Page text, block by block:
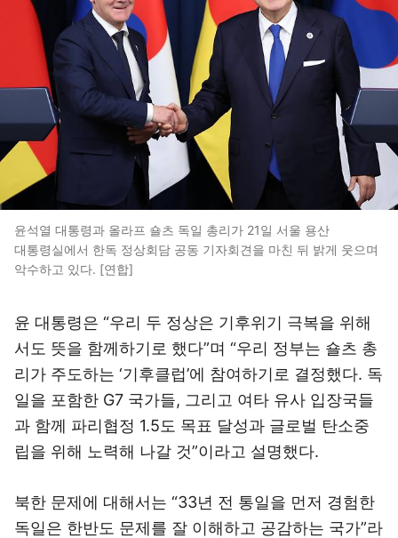
윤석열 대통령과 올라프 숄츠 독일 총리가 21일 서울 용산
대통령실에서 한독 정상회담 공동 기자회견을 마친 뒤 밝게 웃으며
악수하고 있다. [연합]
윤 대통령은 “우리 두 정상은 기후위기 극복을 위해
서도 뜻을 함께하기로 했다”며 “우리 정부는 숄츠 총
리가 주도하는 ‘기후클럽’에 참여하기로 결정했다. 독
일을 포함한 G7 국가들, 그리고 여타 유사 입장국들
과 함께 파리협정 1.5도 목표 달성과 글로벌 탄소중
립을 위해 노력해 나갈 것”이라고 설명했다.
북한 문제에 대해서는 “33년 전 통일을 먼저 경험한
독일은 한반도 문제를 잘 이해하고 공감하는 국가”라